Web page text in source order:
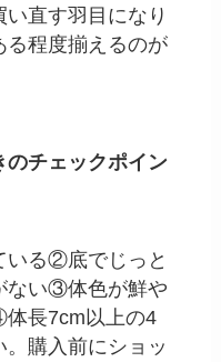
直す羽目になり
る程度揃えるのが
のチェックポイン
る②底でじっと
ない③体色が鮮や
長7cm以上の4
購入前にショッ